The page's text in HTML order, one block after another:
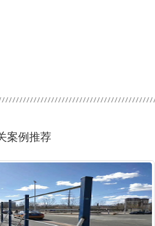
案例推荐